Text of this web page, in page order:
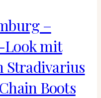
–
Look mit
Stradivarius
Boots